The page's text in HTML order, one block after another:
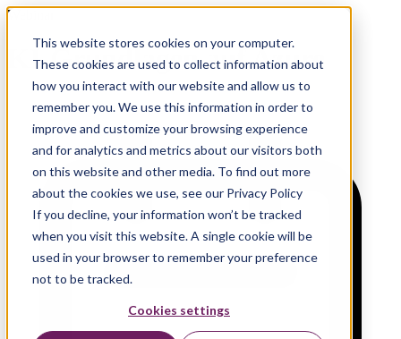
This website stores cookies on your computer.
These cookies are used to collect information about
how you interact with our website and allow us to
remember you. We use this information in order to
improve and customize your browsing experience
and for analytics and metrics about our visitors both
on this website and other media. To find out more
about the cookies we use, see our Privacy Policy
If you decline, your information won’t be tracked
when you visit this website. A single cookie will be
used in your browser to remember your preference
not to be tracked.
Cookies settings
Webinar
KI-Grundlagen auf Azure